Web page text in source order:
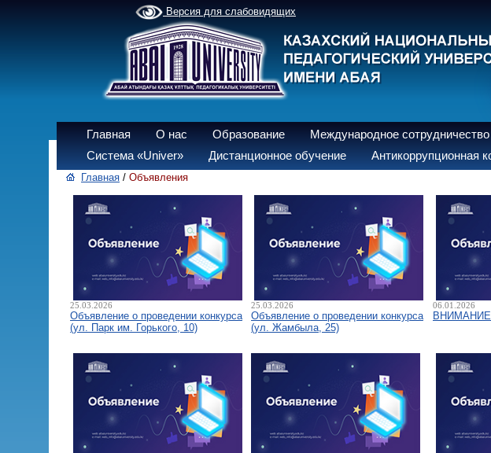
Версия для слабовидящих
Главная О нас Образование Международное сотрудничество
Система «Univer»
Дистанционное обучение Антикоррупционная
Главная / Объявления
25.03.2026
Объявление о проведении конкурса
(ул. Парк им. Горького, 10)
25.03.2026
Объявление о проведении конкурса
(ул. Жамбыла, 25)
06.01.2026